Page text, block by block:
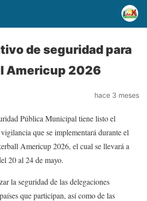
de seguridad para
Americup 2026
hace 3 meses
Pública Municipal tiene listo el
que se implementará durante el
Americup 2026, el cual se llevará a
20 al 24 de mayo.
la seguridad de las delegaciones
que participan, así como de las